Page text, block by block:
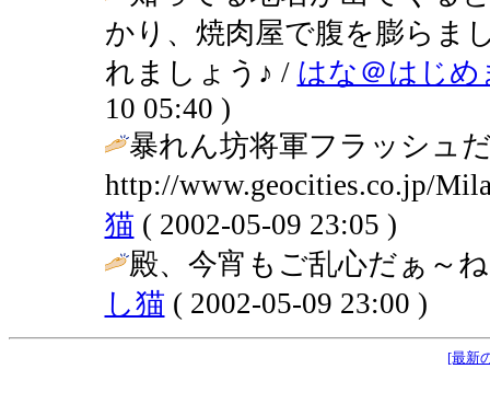
かり、焼肉屋で腹を膨らま
れましょう♪ / はな＠はじ
10 05:40 )
暴れん坊将軍フラッシ
http://www.geocities.co.jp/
猫 ( 2002-05-09 23:05 )
殿、今宵もご乱心だぁ～
し猫 ( 2002-05-09 23:00 )
[最新